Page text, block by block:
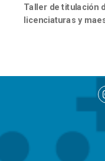
Taller de titulación
licenciaturas y